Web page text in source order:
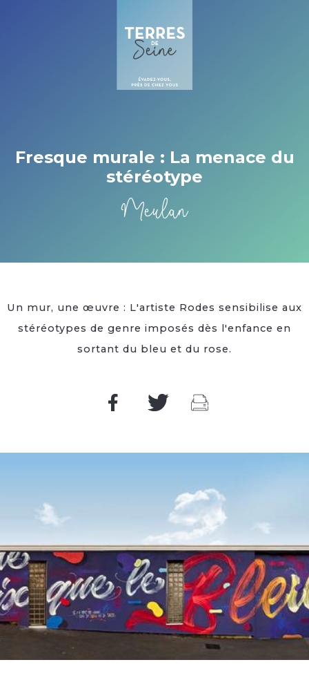
Fresque murale : La menace du
stéréotype
Meulan
Un mur, une œuvre : L'artiste Rodes sensibilise aux
stéréotypes de genre imposés dès l'enfance en
sortant du bleu et du rose.